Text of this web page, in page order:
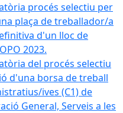
procés selectiu per
plaça de treballador/a
d'un lloc de
2023.
del procés selectiu
d'una borsa de treball
ives (C1) de
General, Serveis a les